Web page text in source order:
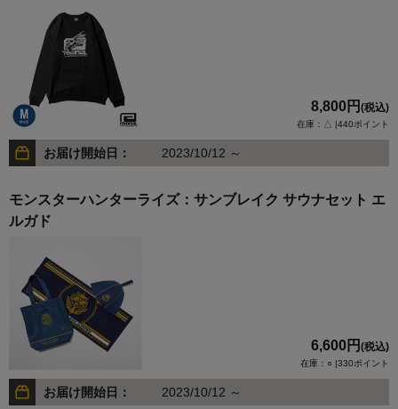
8,800円 (税込)
在庫：△ |440ポイント
お届け開始日： 2023/10/12 ～
モンスターハンターライズ：サンブレイク サウナセット エ
ルガド
6,600円 (税込)
在庫：○ |330ポイント
お届け開始日： 2023/10/12 ～